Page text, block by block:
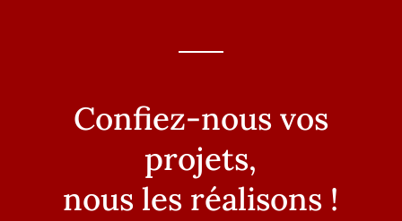
Confiez-nous vos
projets,
nous les réalisons !